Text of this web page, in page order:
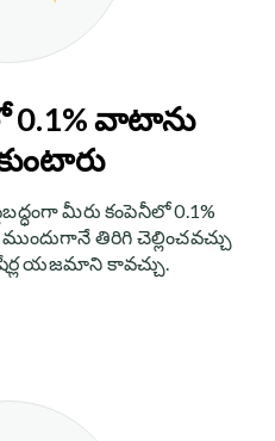
0.1% వాటాను
మీరు కంపెనీలో 0.1%
తిరిగి చెల్లించవచ్చు
యజమాని కావచ్చు.